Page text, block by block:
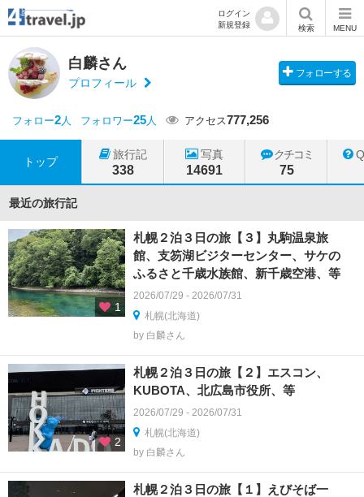
ログイン
新規登録
検索 MENU
白麟さん
プロフィール
フォローする
フォロー2人 フォロワー25人 アクセス777,256
トップ
旅行記
338
写真
14691
クチコミ
75
最近の旅行記
1
札幌２泊３日の旅【３】丸駒温泉旅
館、支笏湖ビジターセンター、サケの
ふるさと千歳水族館、新千歳空港、等
2026/07/29 - 2026/07/31
札幌(北海道)
by 白麟さん
2
札幌２泊３日の旅【２】エスコン、
KUBOTA、北広島市役所、等
2026/07/29 - 2026/07/31
札幌(北海道)
by 白麟さん
札幌２泊３日の旅【１】えびそば一